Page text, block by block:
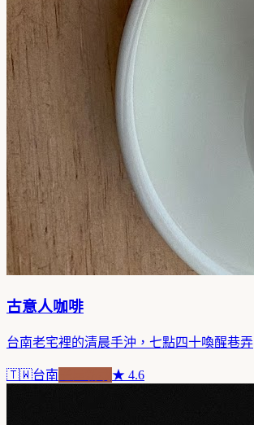
古意人咖啡
台南老宅裡的清晨手沖，七點四十喚醒巷弄
🇹🇼台南 ★ 4.6